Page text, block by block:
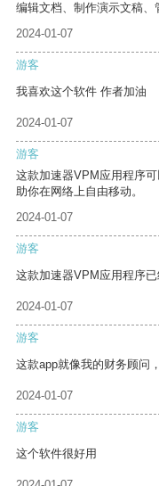
编辑文档、制作演示文稿、
2024-01-07
游客
我喜欢这个软件 作者加油
2024-01-07
游客
这款加速器VPM应用程序
助你在网络上自由移动。
2024-01-07
游客
这款加速器VPM应用程序
2024-01-07
游客
这款app就像我的财务顾问
2024-01-07
游客
这个软件很好用